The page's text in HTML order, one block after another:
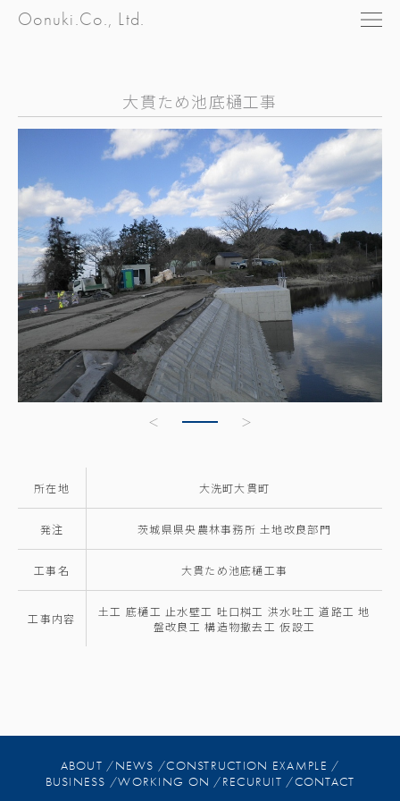
Oonuki.Co., Ltd.
大貫ため池底樋工事
所在地 大洗町大貫町
発注 茨城県県央農林事務所 土地改良部門
工事名 大貫ため池底樋工事
工事内容
土工 底樋工 止水壁工 吐口桝工 洪水吐工 道路工 地
盤改良工 構造物撤去工 仮設工
ABOUT /NEWS /CONSTRUCTION EXAMPLE /
BUSINESS /WORKING ON /RECURUIT /CONTACT